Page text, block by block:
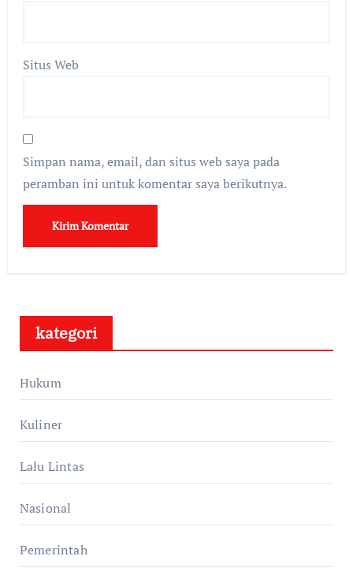
Situs Web
Simpan nama, email, dan situs web saya pada
peramban ini untuk komentar saya berikutnya.
kategori
Hukum
Kuliner
Lalu Lintas
Nasional
Pemerintah